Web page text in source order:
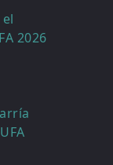
2026